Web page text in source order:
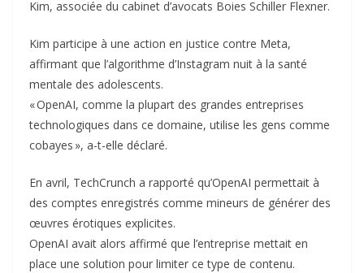
Kim, associée du cabinet d’avocats Boies Schiller Flexner.
Kim participe à une action en justice contre Meta,
affirmant que l’algorithme d’Instagram nuit à la santé
mentale des adolescents.
« OpenAI, comme la plupart des grandes entreprises
technologiques dans ce domaine, utilise les gens comme
cobayes », a-t-elle déclaré.
En avril, TechCrunch a rapporté qu’OpenAI permettait à
des comptes enregistrés comme mineurs de générer des
œuvres érotiques explicites.
OpenAI avait alors affirmé que l’entreprise mettait en
place une solution pour limiter ce type de contenu.